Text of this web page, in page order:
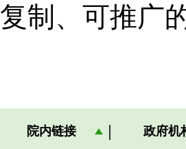
复制、可推广
院内链接 政府机